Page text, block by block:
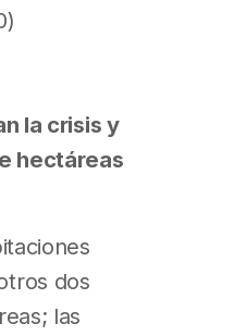
la crisis y
hectáreas
dos
las